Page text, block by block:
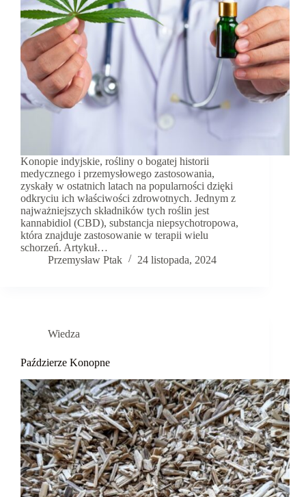
Konopie indyjskie, rośliny o bogatej historii
medycznego i przemysłowego zastosowania,
zyskały w ostatnich latach na popularności dzięki
odkryciu ich właściwości zdrowotnych. Jednym z
najważniejszych składników tych roślin jest
kannabidiol (CBD), substancja niepsychotropowa,
która znajduje zastosowanie w terapii wielu
schorzeń. Artykuł…
Przemysław Ptak
24 listopada, 2024
Wiedza
Paździerze Konopne